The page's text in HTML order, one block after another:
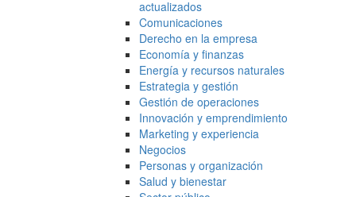
actualizados
Comunicaciones
Derecho en la empresa
Economía y finanzas
Energía y recursos naturales
Estrategia y gestión
Gestión de operaciones
Innovación y emprendimiento
Marketing y experiencia
Negocios
Personas y organización
Salud y bienestar